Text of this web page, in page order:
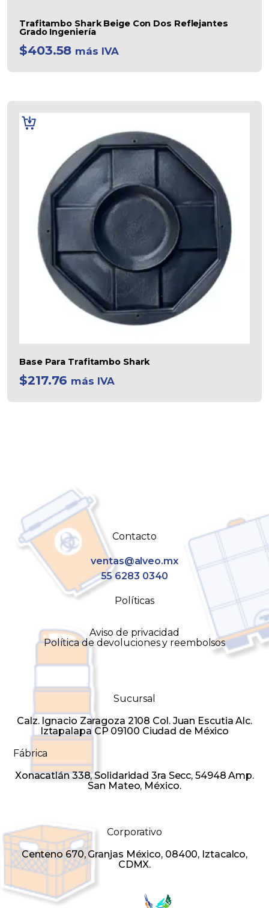
Trafitambo Shark Beige Con Dos Reflejantes
Grado Ingeniería
$403.58 más IVA
Base Para Trafitambo Shark
$217.76 más IVA
AÑADIR
AL
CARRITO
Contacto
ventas@alveo.mx
55 6283 0340
Políticas
Aviso de privacidad
Política de devoluciones y reembolsos
Sucursal
Calz. Ignacio Zaragoza 2108 Col. Juan Escutia Alc.
Iztapalapa CP 09100 Ciudad de México
Fábrica
Xonacatlán 338, Solidaridad 3ra Secc, 54948 Amp.
San Mateo, México.
Corporativo
Centeno 670, Granjas México, 08400, Iztacalco,
CDMX.